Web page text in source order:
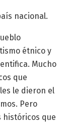
nacional.
étnico y
Mucho
que
le dieron el
Pero
históricos que